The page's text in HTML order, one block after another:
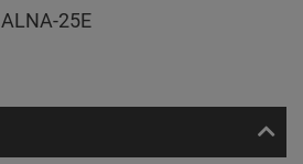
ALNA-25E